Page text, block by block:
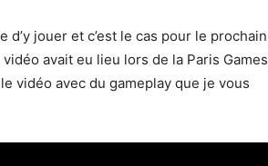
jouer et c’est le cas pour le prochain
avait eu lieu lors de la Paris Games
vidéo avec du gameplay que je vous